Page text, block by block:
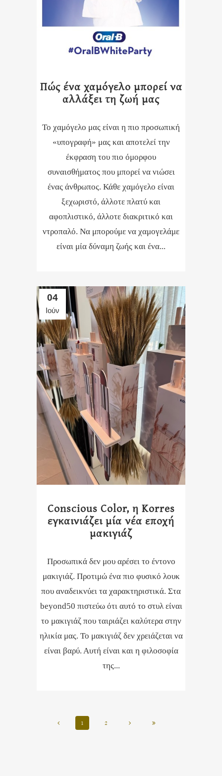
Πώς ένα χαμόγελο μπορεί να
αλλάξει τη ζωή μας
Το χαμόγελο μας είναι η πιο προσωπική
«υπογραφή» μας και αποτελεί την
έκφραση του πιο όμορφου
συναισθήματος που μπορεί να νιώσει
ένας άνθρωπος. Κάθε χαμόγελο είναι
ξεχωριστό, άλλοτε πλατύ και
αφοπλιστικό, άλλοτε διακριτικό και
ντροπαλό. Να μπορούμε να χαμογελάμε
είναι μία δύναμη ζωής και ένα...
04
Ιούν
Conscious Color, η Korres
εγκαινιάζει μία νέα εποχή
μακιγιάζ
Προσωπικά δεν μου αρέσει το έντονο
μακιγιάζ. Προτιμώ ένα πιο φυσικό λουκ
που αναδεικνύει τα χαρακτηριστικά. Στα
beyond50 πιστεύω ότι αυτό το στυλ είναι
το μακιγιάζ που ταιριάζει καλύτερα στην
ηλικία μας. Το μακιγιάζ δεν χρειάζεται να
είναι βαρύ. Αυτή είναι και η φιλοσοφία
της...
1 2